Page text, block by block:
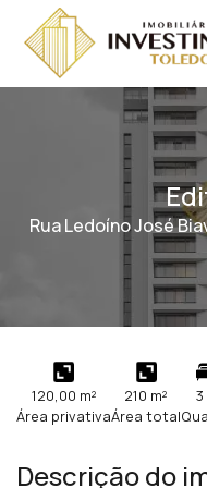
Rua Ledoíno José
120,00 m²
Área privativa
210 m²
Área total
3
Descrição do